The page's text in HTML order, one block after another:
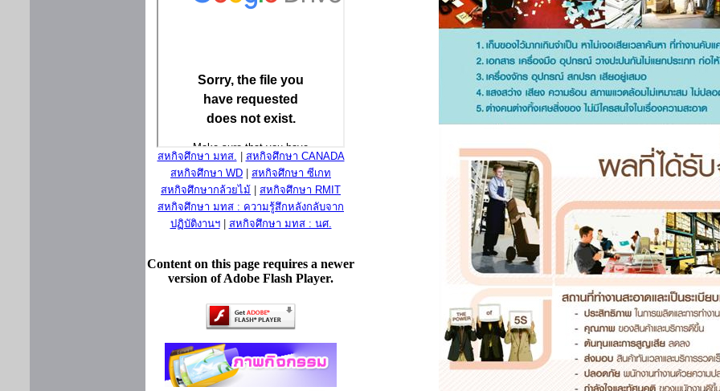
สหกิจศึกษา มทส.
สหกิจศึกษา CANADA
สหกิจศึกษา WD
สหกิจศึกษา ซีเกท
สหกิจศึกษากล้วยไม้
สหกิจศึกษา RMIT
สหกิจศึกษา มทส : ความรู้สึกหลังกลับจาก
ปฏิบัติงานฯ| สหกิจศึกษา มทส : นศ.
Content on this page requires a newer
version of Adobe Flash Player.